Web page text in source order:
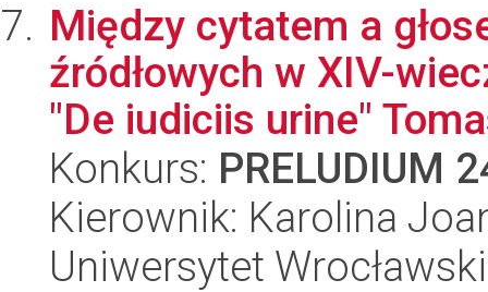
Między cytatem a
źródłowych w XIV-
"De iudiciis urine"
Konkurs: PRELUDIUM
Kierownik: Karolina
Uniwersytet Wrocławski